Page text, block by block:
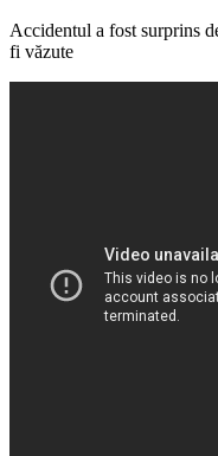
Accidentul a fost surprins
fi văzute